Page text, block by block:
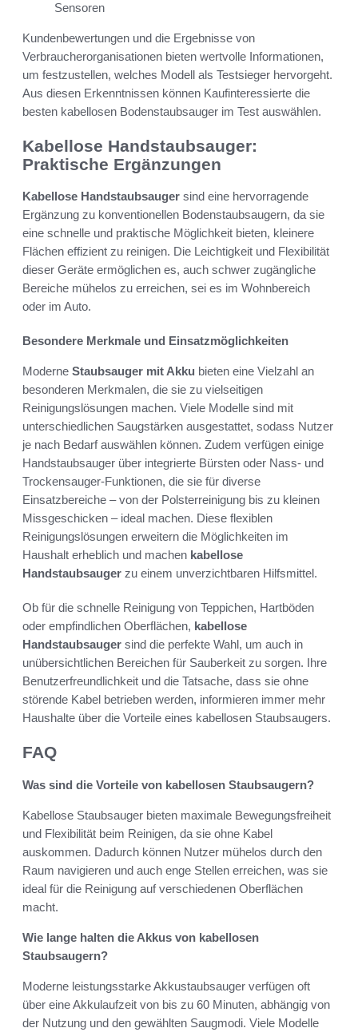
Sensoren
Kundenbewertungen und die Ergebnisse von
Verbraucherorganisationen bieten wertvolle Informationen,
um festzustellen, welches Modell als Testsieger hervorgeht.
Aus diesen Erkenntnissen können Kaufinteressierte die
besten kabellosen Bodenstaubsauger im Test auswählen.
Kabellose Handstaubsauger:
Praktische Ergänzungen
Kabellose Handstaubsauger sind eine hervorragende
Ergänzung zu konventionellen Bodenstaubsaugern, da sie
eine schnelle und praktische Möglichkeit bieten, kleinere
Flächen effizient zu reinigen. Die Leichtigkeit und Flexibilität
dieser Geräte ermöglichen es, auch schwer zugängliche
Bereiche mühelos zu erreichen, sei es im Wohnbereich
oder im Auto.
Besondere Merkmale und Einsatzmöglichkeiten
Moderne Staubsauger mit Akku bieten eine Vielzahl an
besonderen Merkmalen, die sie zu vielseitigen
Reinigungslösungen machen. Viele Modelle sind mit
unterschiedlichen Saugstärken ausgestattet, sodass Nutzer
je nach Bedarf auswählen können. Zudem verfügen einige
Handstaubsauger über integrierte Bürsten oder Nass- und
Trockensauger-Funktionen, die sie für diverse
Einsatzbereiche – von der Polsterreinigung bis zu kleinen
Missgeschicken – ideal machen. Diese flexiblen
Reinigungslösungen erweitern die Möglichkeiten im
Haushalt erheblich und machen kabellose
Handstaubsauger zu einem unverzichtbaren Hilfsmittel.
Ob für die schnelle Reinigung von Teppichen, Hartböden
oder empfindlichen Oberflächen, kabellose
Handstaubsauger sind die perfekte Wahl, um auch in
unübersichtlichen Bereichen für Sauberkeit zu sorgen. Ihre
Benutzerfreundlichkeit und die Tatsache, dass sie ohne
störende Kabel betrieben werden, informieren immer mehr
Haushalte über die Vorteile eines kabellosen Staubsaugers.
FAQ
Was sind die Vorteile von kabellosen Staubsaugern?
Kabellose Staubsauger bieten maximale Bewegungsfreiheit
und Flexibilität beim Reinigen, da sie ohne Kabel
auskommen. Dadurch können Nutzer mühelos durch den
Raum navigieren und auch enge Stellen erreichen, was sie
ideal für die Reinigung auf verschiedenen Oberflächen
macht.
Wie lange halten die Akkus von kabellosen
Staubsaugern?
Moderne leistungsstarke Akkustaubsauger verfügen oft
über eine Akkulaufzeit von bis zu 60 Minuten, abhängig von
der Nutzung und den gewählten Saugmodi. Viele Modelle